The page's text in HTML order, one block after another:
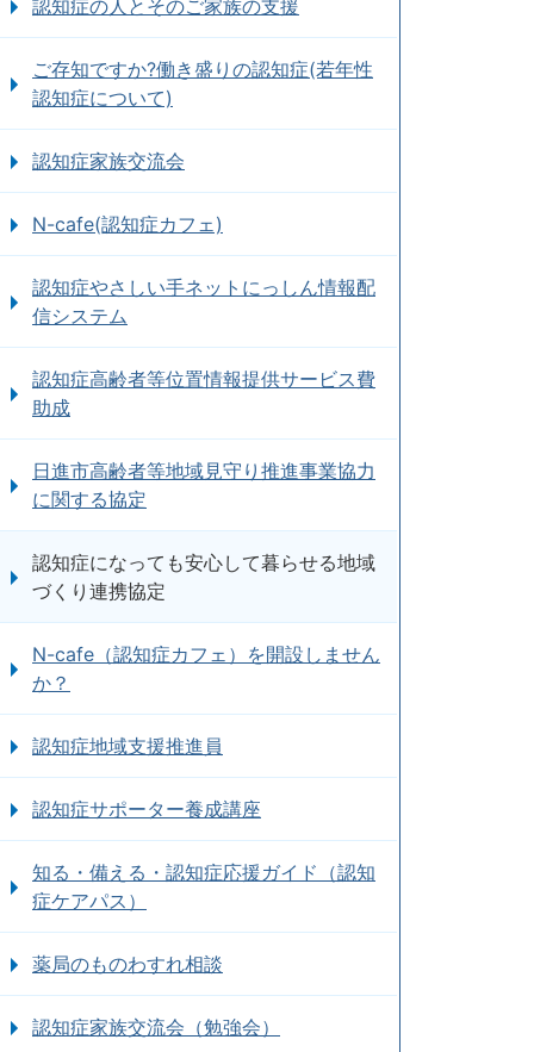
認知症の人とそのご家族の支援
ご存知ですか?働き盛りの認知症(若年性
認知症について)
認知症家族交流会
N-cafe(認知症カフェ)
認知症やさしい手ネットにっしん情報配
信システム
認知症高齢者等位置情報提供サービス費
助成
日進市高齢者等地域見守り推進事業協力
に関する協定
認知症になっても安心して暮らせる地域
づくり連携協定
N-cafe（認知症カフェ）を開設しません
か？
認知症地域支援推進員
認知症サポーター養成講座
知る・備える・認知症応援ガイド（認知
症ケアパス）
薬局のものわすれ相談
認知症家族交流会（勉強会）